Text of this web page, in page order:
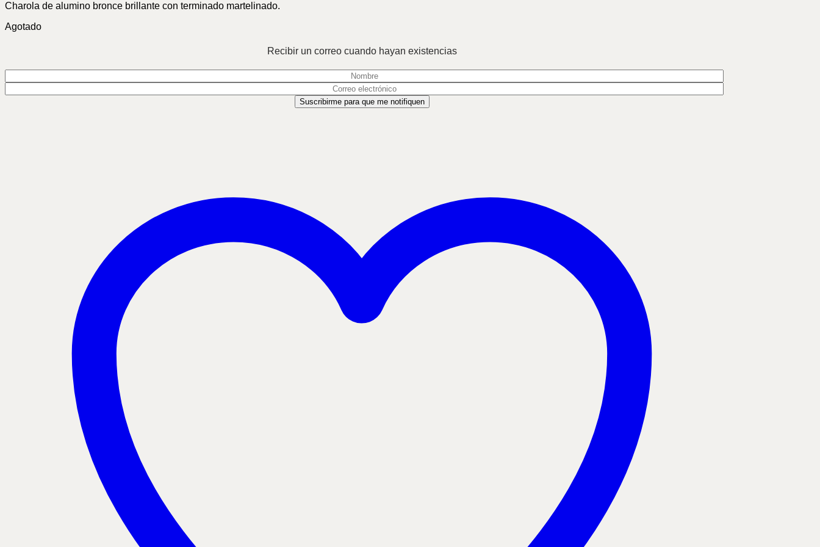
Charola de alumino bronce brillante con terminado martelinado.
Agotado
Recibir un correo cuando hayan existencias
Suscribirme para que me notifiquen